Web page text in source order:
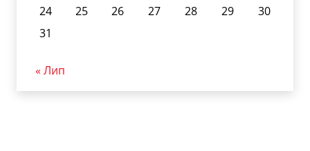
24
25 26 27 28 29
30
31
« Лип